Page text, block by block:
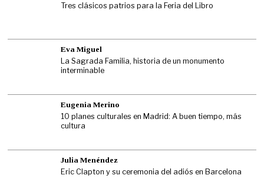
Tres clásicos patrios para la Feria del Libro
Eva Miguel
La Sagrada Familia, historia de un monumento
interminable
Eugenia Merino
10 planes culturales en Madrid: A buen tiempo, más
cultura
Julia Menéndez
Eric Clapton y su ceremonia del adiós en Barcelona